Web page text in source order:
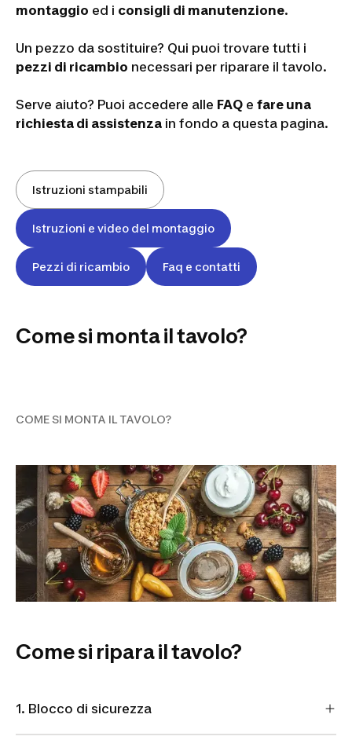
montaggio ed i consigli di manutenzione.
Un pezzo da sostituire? Qui puoi trovare tutti i
pezzi di ricambio necessari per riparare il tavolo.
Serve aiuto? Puoi accedere alle FAQ e fare una
richiesta di assistenza in fondo a questa pagina.
Istruzioni stampabili
Istruzioni e video del montaggio
Pezzi di ricambio Faq e contatti
Come si monta il tavolo?
COME SI MONTA IL TAVOLO?
Come si ripara il tavolo?
1. Blocco di sicurezza